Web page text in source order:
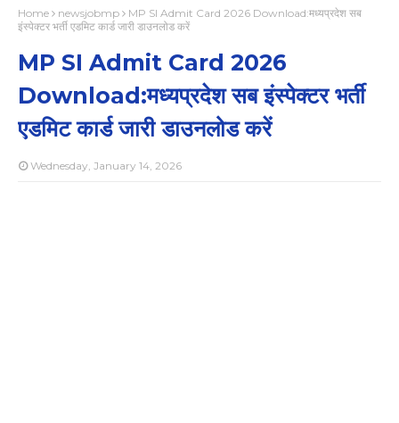
Home newsjobmp
MP SI Admit Card 2026 Download:मध्यप्रदेश सब
इंस्पेक्टर भर्ती एडमिट कार्ड जारी डाउनलोड करें
MP SI Admit Card 2026
Download:मध्यप्रदेश सब इंस्पेक्टर भर्ती
एडमिट कार्ड जारी डाउनलोड करें
Wednesday, January 14, 2026